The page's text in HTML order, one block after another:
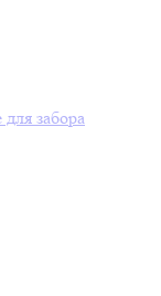
забора